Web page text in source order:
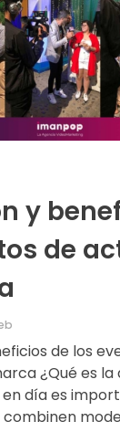
y
de
de los
¿Qué es la
en día es